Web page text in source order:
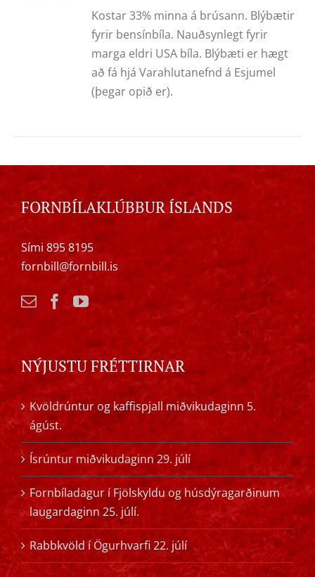
Kostar 33% minna á brúsann. Blýbætir
fyrir bensínbíla. Nauðsynlegt fyrir
marga eldri USA bíla. Blýbæti er hægt
að fá hjá Varahlutanefnd á Esjumel
(þegar opið er).
FORNBÍLAKLÚBBUR ÍSLANDS
Sími 895 8195
fornbill@fornbill.is
NÝJUSTU FRÉTTIRNAR
Kvöldrúntur og kaffispjall miðvikudaginn 5.
ágúst.
Ísrúntur miðvikudaginn 29. júlí
Fornbíladagur í Fjölskyldu og húsdýragarðinum
laugardaginn 25. júlí.
Rabbkvöld í Ögurhvarfi 22. júlí